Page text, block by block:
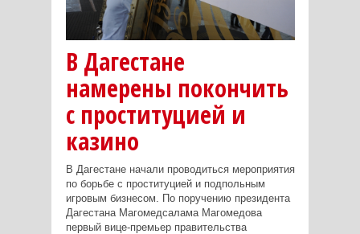
В Дагестане
намерены покончить
с проституцией и
казино
В Дагестане начали проводиться мероприятия
по борьбе с проституцией и подпольным
игровым бизнесом. По поручению президента
Дагестана Магомедсалама Магомедова
первый вице-премьер правительства